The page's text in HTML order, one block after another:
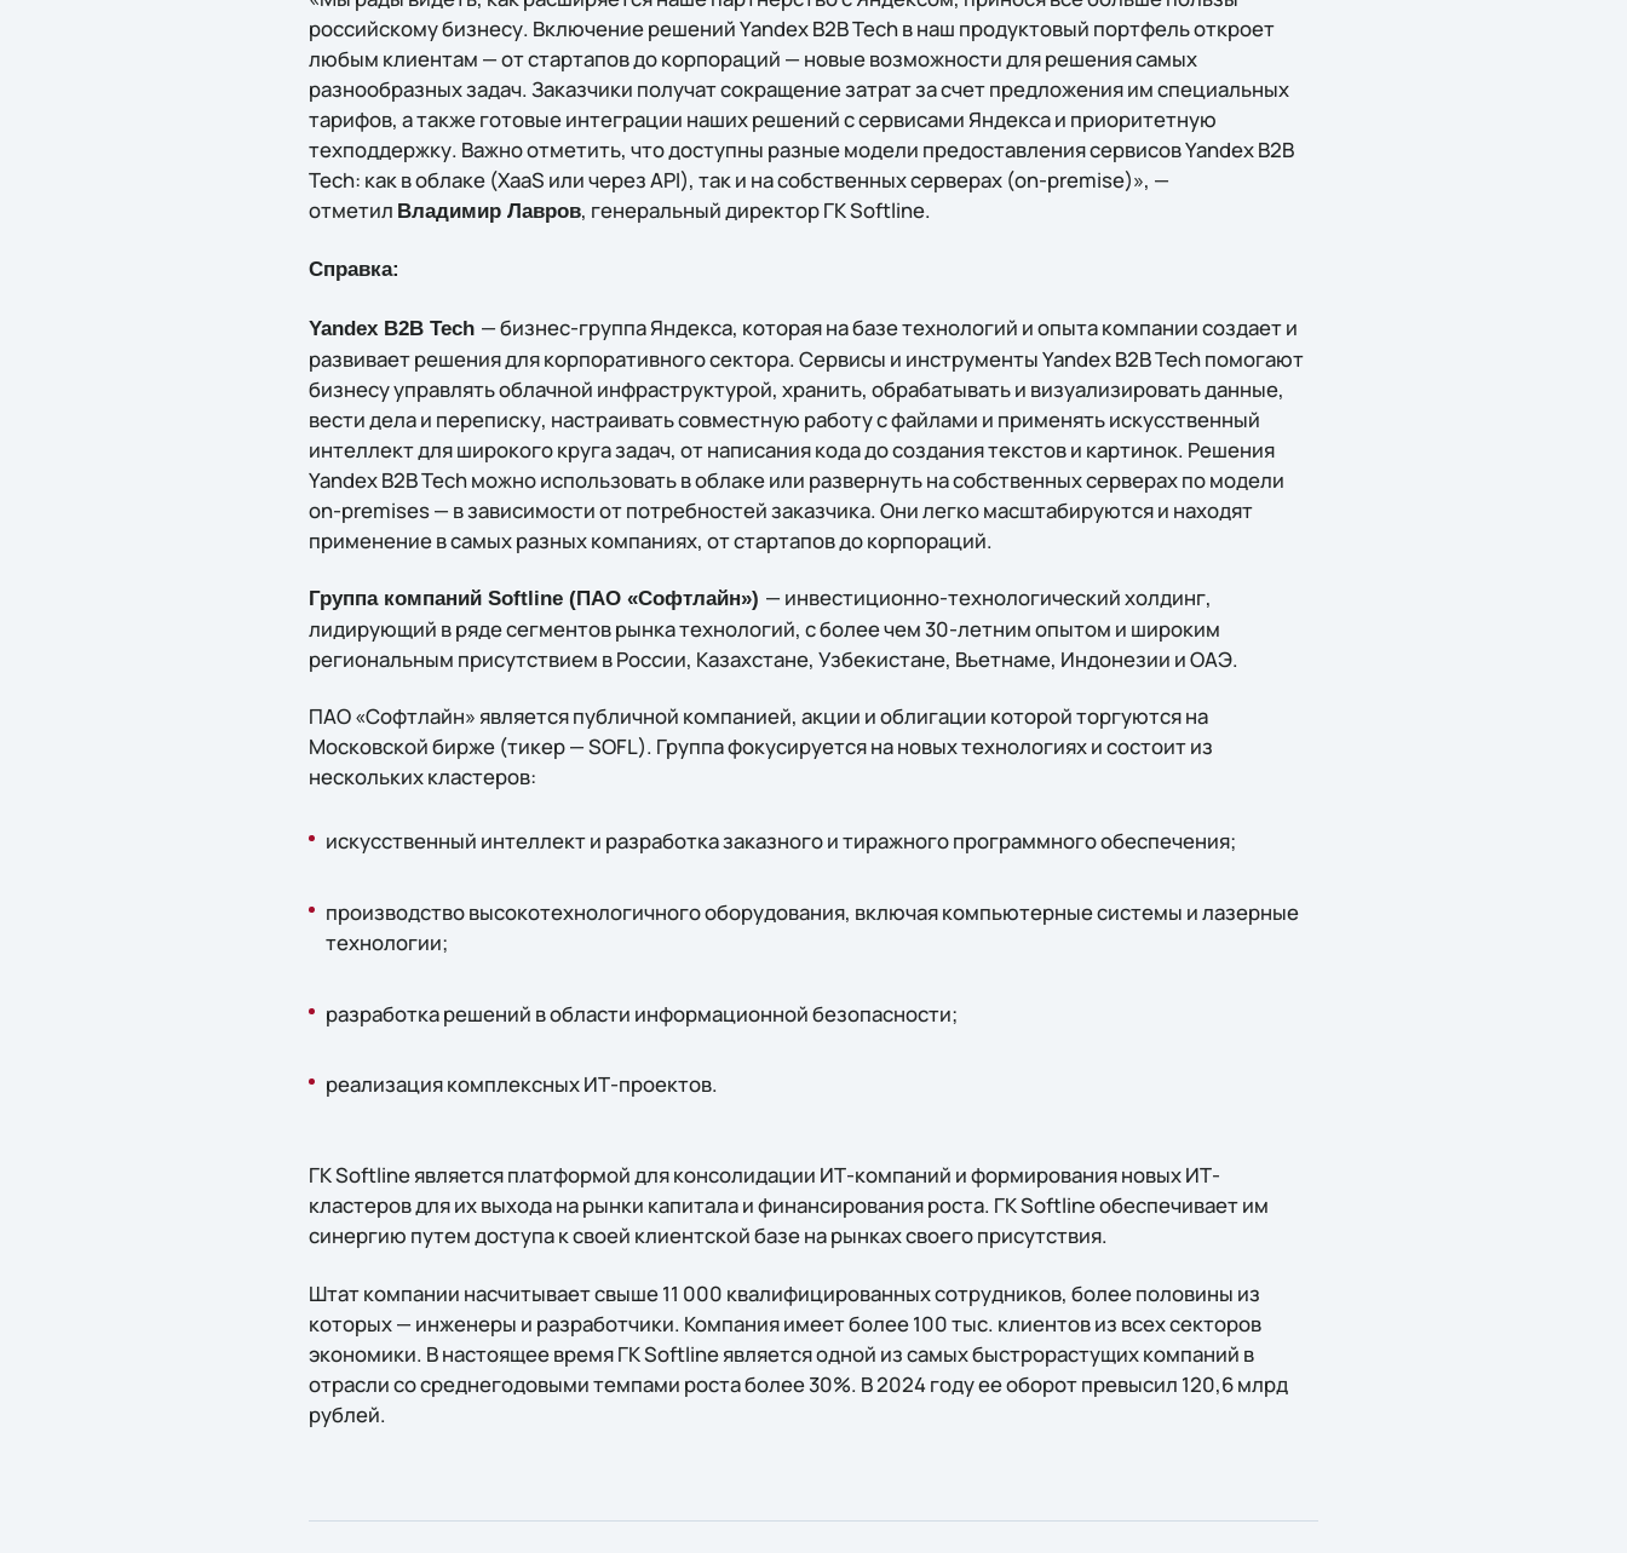
российскому бизнесу. Включение решений Yandex B2B Tech в наш продуктовый портфель откроет
любым клиентам — от стартапов до корпораций — новые возможности для решения самых
разнообразных задач. Заказчики получат сокращение затрат за счет предложения им специальных
тарифов, а также готовые интеграции наших решений с сервисами Яндекса и приоритетную
техподдержку. Важно отметить, что доступны разные модели предоставления сервисов Yandex B2B
Tech: как в облаке (XaaS или через API), так и на собственных серверах (on-premise)», —
отметил Владимир Лавров, генеральный директор ГК Softline.
Справка:
Yandex B2B Tech — бизнес-группа Яндекса, которая на базе технологий и опыта компании создает и
развивает решения для корпоративного сектора. Сервисы и инструменты Yandex B2B Tech помогают
бизнесу управлять облачной инфраструктурой, хранить, обрабатывать и визуализировать данные,
вести дела и переписку, настраивать совместную работу с файлами и применять искусственный
интеллект для широкого круга задач, от написания кода до создания текстов и картинок. Решения
Yandex B2B Tech можно использовать в облаке или развернуть на собственных серверах по модели
on-premises — в зависимости от потребностей заказчика. Они легко масштабируются и находят
применение в самых разных компаниях, от стартапов до корпораций.
Группа компаний Softline (ПАО «Софтлайн») — инвестиционно-технологический холдинг,
лидирующий в ряде сегментов рынка технологий, c более чем 30-летним опытом и широким
региональным присутствием в России, Казахстане, Узбекистане, Вьетнаме, Индонезии и ОАЭ.
ПАО «Софтлайн» является публичной компанией, акции и облигации которой торгуются на
Московской бирже (тикер — SOFL). Группа фокусируется на новых технологиях и состоит из
нескольких кластеров:
искусственный интеллект и разработка заказного и тиражного программного обеспечения;
производство высокотехнологичного оборудования, включая компьютерные системы и лазерные
технологии;
разработка решений в области информационной безопасности;
реализация комплексных ИТ-проектов.
ГК Softline является платформой для консолидации ИТ-компаний и формирования новых ИТ-
кластеров для их выхода на рынки капитала и финансирования роста. ГК Softline обеспечивает им
синергию путем доступа к своей клиентской базе на рынках своего присутствия.
Штат компании насчитывает свыше 11 000 квалифицированных сотрудников, более половины из
которых — инженеры и разработчики. Компания имеет более 100 тыс. клиентов из всех секторов
экономики. В настоящее время ГК Softline является одной из самых быстрорастущих компаний в
отрасли со среднегодовыми темпами роста более 30%. В 2024 году ее оборот превысил 120,6 млрд
рублей.